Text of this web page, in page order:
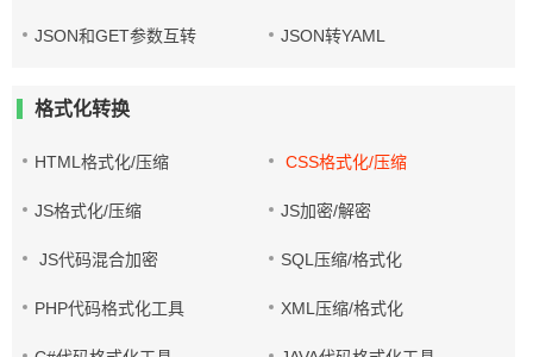
JSON和GET参数互转 JSON转YAML
格式化转换
HTML格式化/压缩 CSS格式化/压缩
JS格式化/压缩 JS加密/解密
JS代码混合加密 SQL压缩/格式化
PHP代码格式化工具 XML压缩/格式化